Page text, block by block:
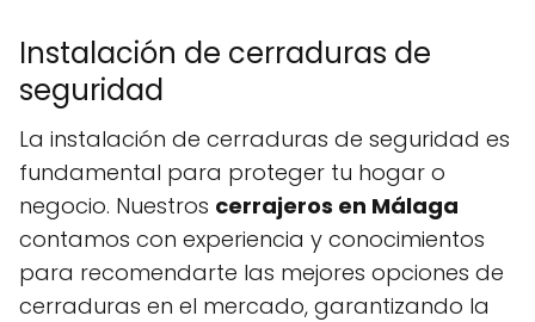
Instalación de cerraduras de
seguridad
La instalación de cerraduras de seguridad es
fundamental para proteger tu hogar o
negocio. Nuestros cerrajeros en Málaga
contamos con experiencia y conocimientos
para recomendarte las mejores opciones de
cerraduras en el mercado, garantizando la